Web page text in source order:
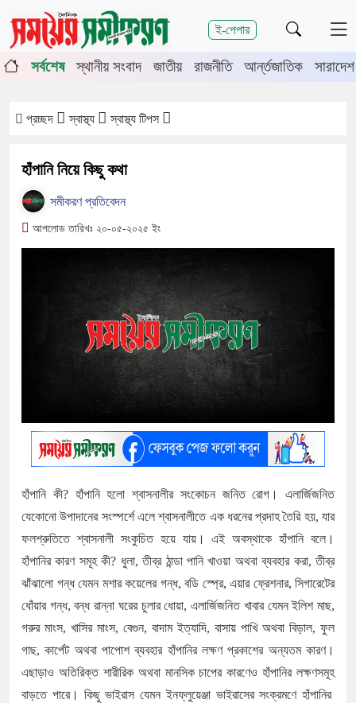
ই-পেপার
শিরোনাম
জামায়াতের গণমিছিল
চুয়াডাঙ্গায় সওজের বাসভবন ও সড়কের
সর্বশেষ
স্থানীয় সংবাদ জাতীয় রাজনীতি আর্ন্তজাতিক সারাদেশ
প্রচ্ছদ স্বাস্থ্য স্বাস্থ্য টিপস
হাঁপানি নিয়ে কিছু কথা
সমীকরণ প্রতিবেদন
আপলোড তারিখঃ ২০-০৫-২০২৫ ইং
হাঁপানি কী? হাঁপানি হলো শ্বাসনালীর সংকোচন জনিত রোগ। এলার্জিজনিত
যেকোনো উপাদানের সংস্পর্শে এলে শ্বাসনালীতে এক ধরনের প্রদাহ তৈরি হয়, যার
ফলশ্রুতিতে শ্বাসনালী সংকুচিত হয়ে যায়। এই অবস্থাকে হাঁপানি বলে।
হাঁপানির কারণ সমূহ কী? ধুলা, তীব্র ঠান্ডা পানি খাওয়া অথবা ব্যবহার করা, তীব্র
ঝাঁঝালো গন্ধ যেমন মশার কয়েলের গন্ধ, বডি স্প্রে, এয়ার ফ্রেশনার, সিগারেটের
ধোঁয়ার গন্ধ, বন্ধ রান্না ঘরের চুলার ধোয়া, এলার্জিজনিত খাবার যেমন ইলিশ মাছ,
গরুর মাংস, খাসির মাংস, বেগুন, বাদাম ইত্যাদি, বাসায় পাখি অথবা বিড়াল, ফুল
গাছ, কার্পেট অথবা পাপোশ ব্যবহার হাঁপানির লক্ষণ প্রকাশের অন্যতম কারণ।
এছাড়াও অতিরিক্ত শারীরিক অথবা মানসিক চাপের কারণেও হাঁপানির লক্ষণসমূহ
বাড়তে পারে। কিছু ভাইরাস যেমন ইনফ্লুয়েঞ্জা ভাইরাসের সংক্রমণে হাঁপানির